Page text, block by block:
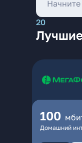
20
100
Домашний